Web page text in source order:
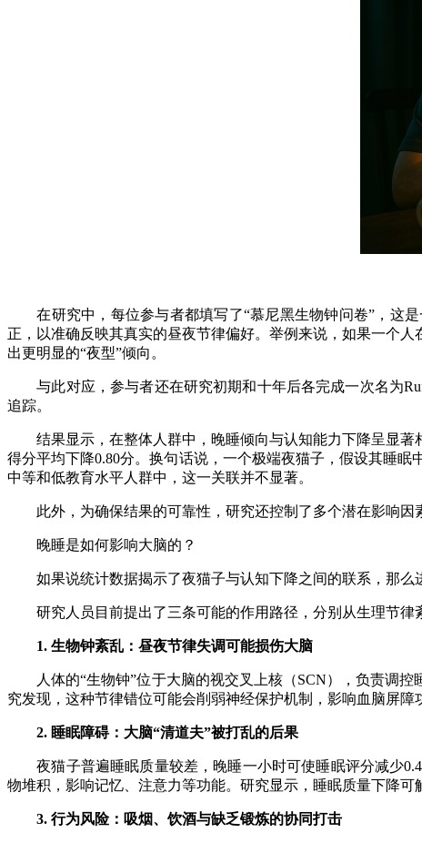
在研究中，每位参与者都填写了“慕尼黑生物钟问卷”，这是
正，以准确反映其真实的昼夜节律偏好。举例来说，如果一个
出更明显的“夜型”倾向。
与此对应，参与者还在研究初期和十年后各完成一次名为
追踪。
结果显示，在整体人群中，晚睡倾向与认知能力下降呈显著
得分平均下降0.80分。换句话说，一个极端夜猫子，假设其睡
中等和低教育水平人群中，这一关联并不显著。
此外，为确保结果的可靠性，研究还控制了多个潜在影响因
晚睡是如何影响大脑的？
如果说统计数据揭示了夜猫子与认知下降之间的联系，那么
研究人员目前提出了三条可能的作用路径，分别从生理节律
1. 生物钟紊乱：昼夜节律失调可能损伤大脑
人体的“生物钟”位于大脑的视交叉上核（SCN），负责调控
究发现，这种节律错位可能会削弱神经保护机制，影响血脑屏
2. 睡眠障碍：大脑“清道夫”被打乱的后果
夜猫子普遍睡眠质量较差，晚睡一小时可使睡眠评分减少
物堆积，影响记忆、注意力等功能。研究显示，睡眠质量下降可
3. 行为风险：吸烟、饮酒与缺乏锻炼的协同打击